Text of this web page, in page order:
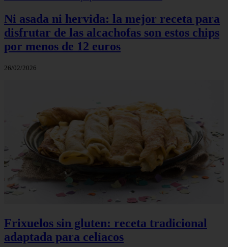
Ni asada ni hervida: la mejor receta para
disfrutar de las alcachofas son estos chips
por menos de 12 euros
26/02/2026
Frixuelos sin gluten: receta tradicional
adaptada para celíacos